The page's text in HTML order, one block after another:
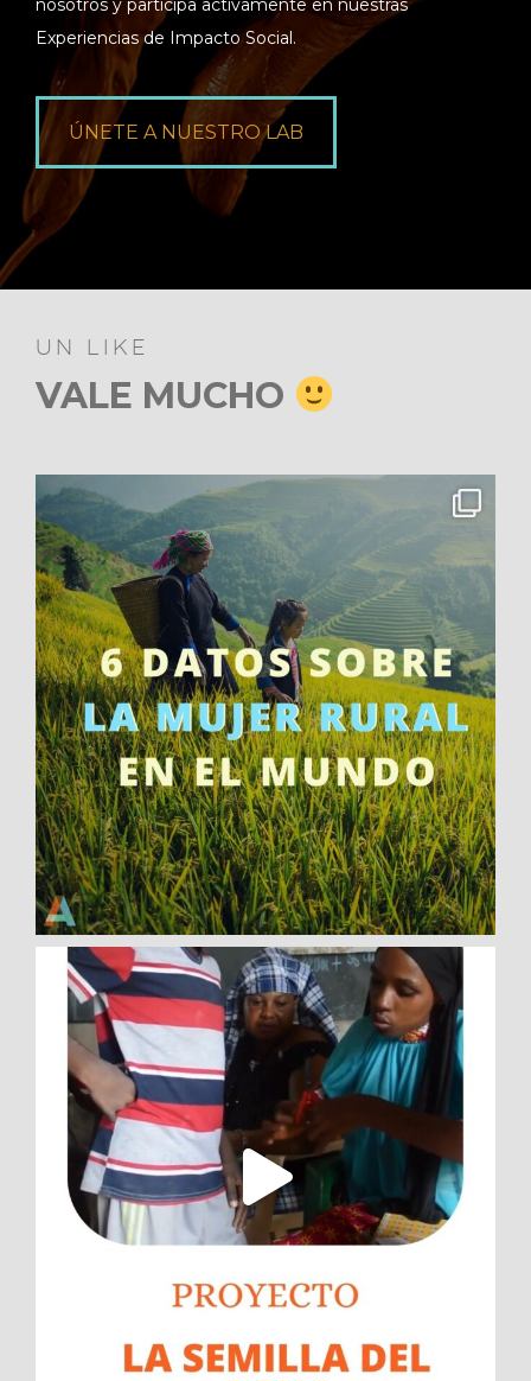
nosotros y participa activamente en nuestras
Experiencias de Impacto Social.
ÚNETE A NUESTRO LAB
UN LIKE
VALE MUCHO